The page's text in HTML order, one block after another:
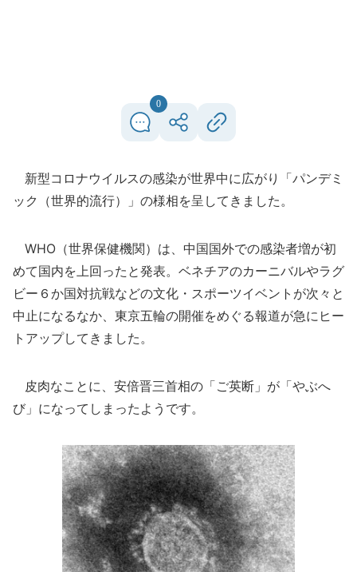
0
新型コロナウイルスの感染が世界中に広がり「パンデミ
ック（世界的流行）」の様相を呈してきました。
WHO（世界保健機関）は、中国国外での感染者増が初
めて国内を上回ったと発表。ベネチアのカーニバルやラグ
ビー６か国対抗戦などの文化・スポーツイベントが次々と
中止になるなか、東京五輪の開催をめぐる報道が急にヒー
トアップしてきました。
皮肉なことに、安倍晋三首相の「ご英断」が「やぶへ
び」になってしまったようです。